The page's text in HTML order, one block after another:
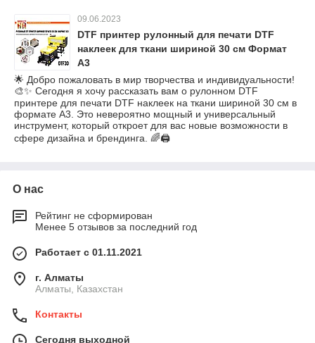
09.06.2023
DTF принтер рулонный для печати DTF
наклеек для ткани шириной 30 см Формат
А3
🌟 Добро пожаловать в мир творчества и индивидуальности!
🎨✨ Сегодня я хочу рассказать вам о рулонном DTF
принтере для печати DTF наклеек на ткани шириной 30 см в
формате А3. Это невероятно мощный и универсальный
инструмент, который откроет для вас новые возможности в
сфере дизайна и брендинга. 🌈🖨️
О нас
Рейтинг не сформирован
Менее 5 отзывов за последний год
Работает с 01.11.2021
г. Алматы
Алматы, Казахстан
Контакты
Сегодня выходной